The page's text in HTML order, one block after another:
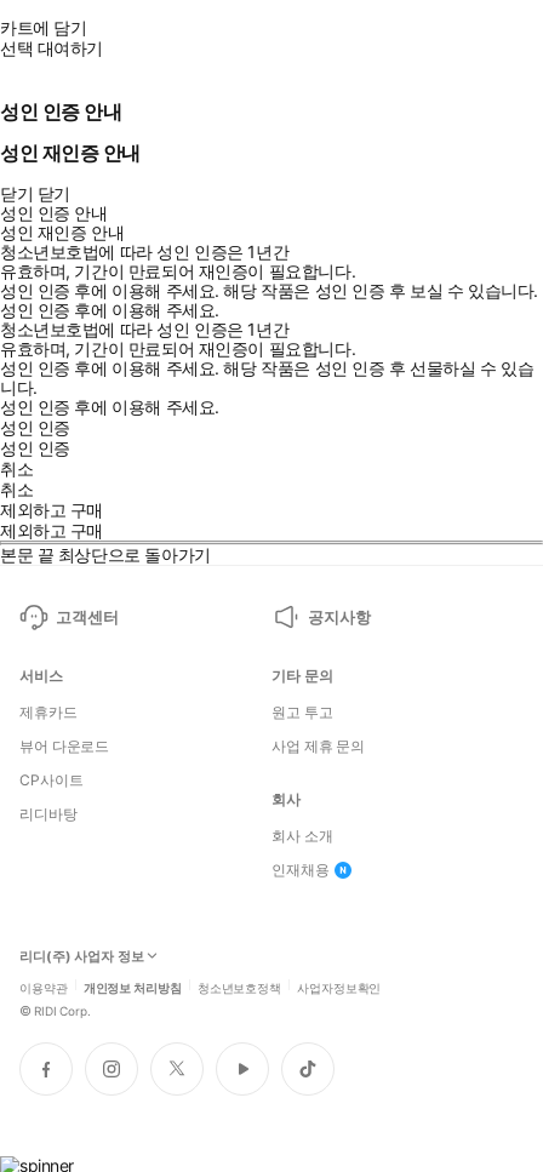
카트에 담기
선택 대여하기
성인 인증 안내
성인 재인증 안내
닫기 닫기
성인 인증 안내
성인 재인증 안내
청소년보호법에 따라 성인 인증은 1년간
유효하며, 기간이 만료되어 재인증이 필요합니다.
성인 인증 후에 이용해 주세요.해당 작품은 성인 인증 후 보실 수 있습니다.
성인 인증 후에 이용해 주세요.
청소년보호법에 따라 성인 인증은 1년간
유효하며, 기간이 만료되어 재인증이 필요합니다.
성인 인증 후에 이용해 주세요.해당 작품은 성인 인증 후 선물하실 수 있습
니다.
성인 인증 후에 이용해 주세요.
성인 인증
성인 인증
취소
취소
제외하고 구매
제외하고 구매
본문 끝 최상단으로 돌아가기
고객센터 공지사항
서비스
제휴카드
뷰어 다운로드
CP사이트
리디바탕
기타 문의
원고 투고
사업 제휴 문의
회사
회사 소개
인재채용
리디(주) 사업자 정보
이용약관 개인정보 처리방침 청소년보호정책 사업자정보확인
© RIDI Corp.
페
이
인
스
트
위
유
튜
틱
톡